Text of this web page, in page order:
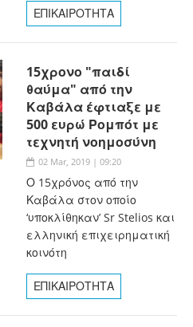
ΕΠΙΚΑΙΡΟΤΗΤΑ
15χρονο "παιδί
θαύμα" από την
Καβάλα έφτιαξε με
500 ευρώ Ρομπότ με
τεχνητή νοημοσύνη
02 Mar, 2019 | 09:20
Ο 15χρόνος από την
Καβάλα στον οποίο
‘υποκλίθηκαν’ Sr Stelios και
ελληνική επιχειρηματική
κοινότη
ΕΠΙΚΑΙΡΟΤΗΤΑ